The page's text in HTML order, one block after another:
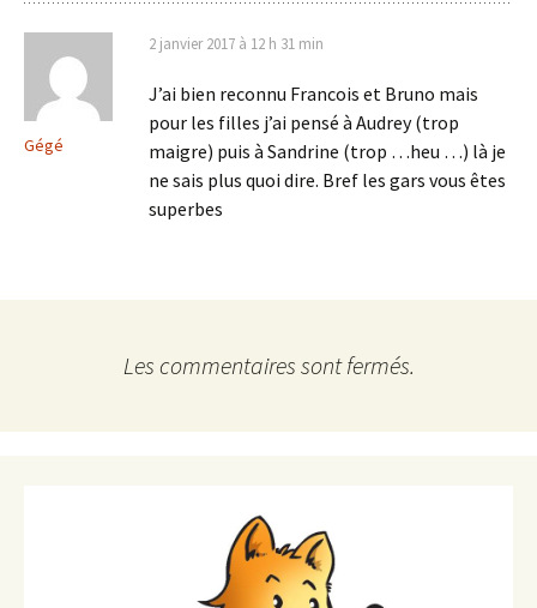
Gégé
2 janvier 2017 à 12 h 31 min
J’ai bien reconnu Francois et Bruno mais
pour les filles j’ai pensé à Audrey (trop
maigre) puis à Sandrine (trop …heu …) là je
ne sais plus quoi dire. Bref les gars vous êtes
superbes
Les commentaires sont fermés.